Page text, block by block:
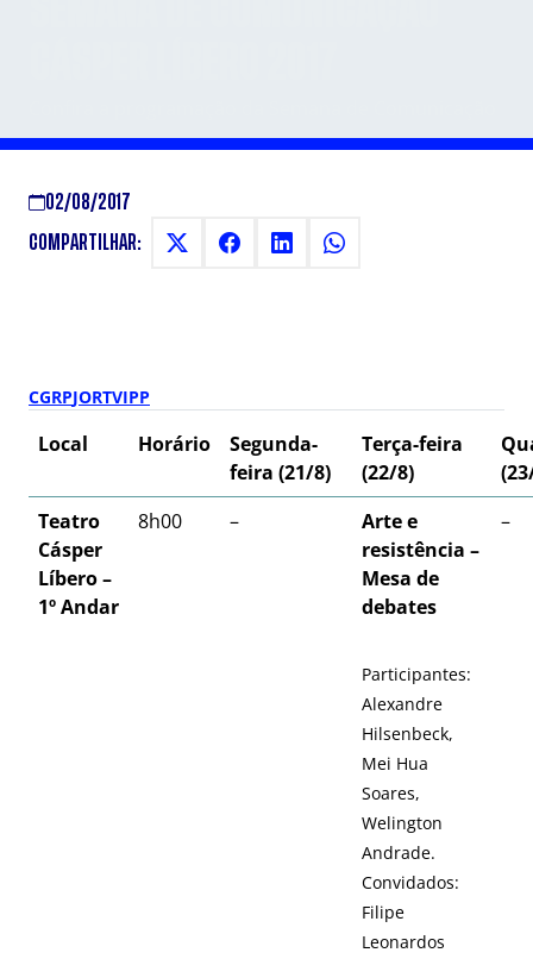
02/08/2017
COMPARTILHAR:
CGRPJORTVIPP
Local Horário
Segunda-
feira (21/8)
Terça-feira
(22/8)
Teatro
Cásper
Líbero –
1º Andar
8h00 –
Arte e
resistência –
Mesa de
debates
Participantes:
Alexandre
Hilsenbeck,
Mei Hua
Soares,
Welington
Andrade.
Convidados:
Filipe
Leonardos
–